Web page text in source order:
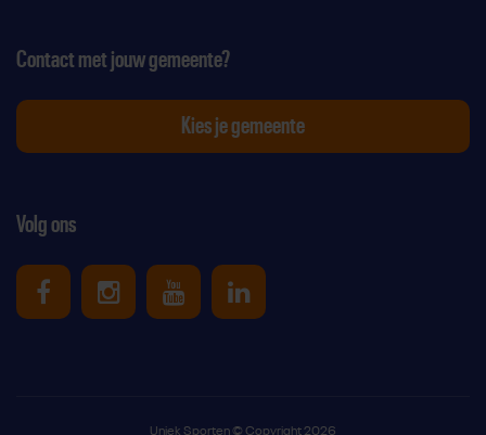
Volg ons
Uniek Sporten op Facebook
Uniek Sporten op Instagram
Uniek Sporten op Youtube
Uniek Sporten op
Contact met jouw gemeente?
Kies je gemeente
Uniek Sporten © Copyright 2026